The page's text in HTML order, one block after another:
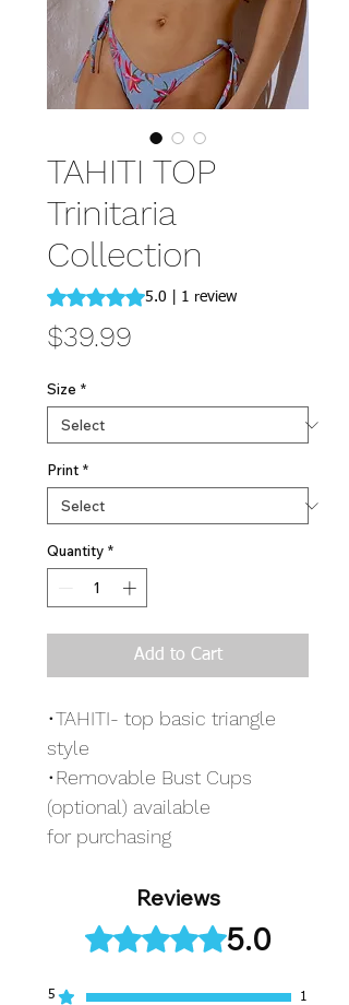
TAHITI TOP
Trinitaria
Collection
Rating is 5.0 out of five stars based on
5.0 | 1 review
$39.99
Size *
Print *
Quantity *
Add to Cart
•TAHITI- top basic triangle
style
•Removable Bust Cups
(optional) available
for purchasing
Reviews
Rated 5 out of 5 stars.5.0
5 1